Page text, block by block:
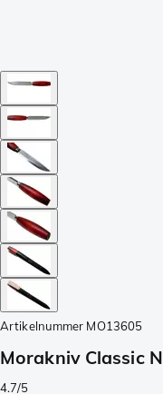
Artikelnummer MO13605
Morakniv Classic
4.7/5